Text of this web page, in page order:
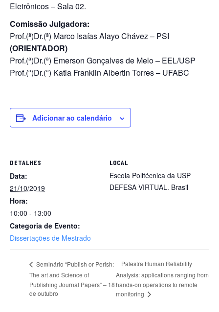
Eletrônicos – Sala 02.
Comissão Julgadora:
Prof.(ª)Dr.(ª) Marco Isaías Alayo Chávez – PSI
(ORIENTADOR)
Prof.(ª)Dr.(ª) Emerson Gonçalves de Melo – EEL/USP
Prof.(ª)Dr.(ª) Katia Franklin Albertin Torres – UFABC
Adicionar ao calendário
DETALHES
Data:
21/10/2019
Hora:
10:00 - 13:00
Categoria de Evento:
Dissertações de Mestrado
LOCAL
Escola Politécnica da USP
DEFESA VIRTUAL. Brasil
Seminário “Publish or Perish:
The art and Science of
Publishing Journal Papers” – 18
de outubro
Palestra Human Reliability
Analysis: applications ranging from
hands-on operations to remote
monitoring